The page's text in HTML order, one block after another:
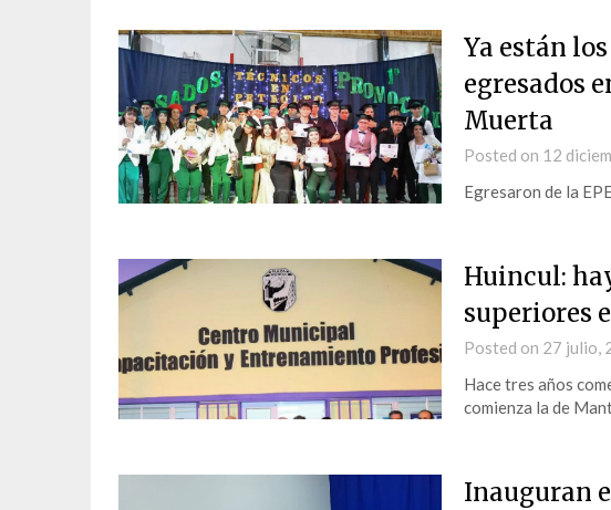
Ya están
egresados
Muerta
Posted on 12
Egresaron de la
Huincul:
superiores
Posted on 27 julio,
Hace tres años
comienza la de
Inauguran